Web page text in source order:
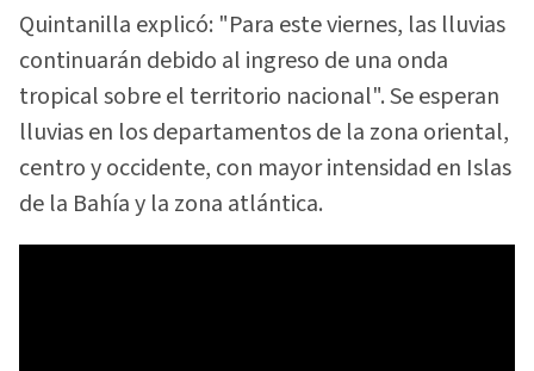
Quintanilla explicó: "Para este viernes, las lluvias
continuarán debido al ingreso de una onda
tropical sobre el territorio nacional". Se esperan
lluvias en los departamentos de la zona oriental,
centro y occidente, con mayor intensidad en Islas
de la Bahía y la zona atlántica.